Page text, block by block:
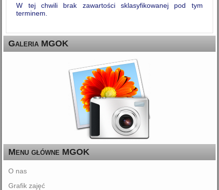
W tej chwili brak zawartości sklasyfikowanej pod tym
terminem.
Galeria MGOK
Menu główne MGOK
O nas
Grafik zajęć